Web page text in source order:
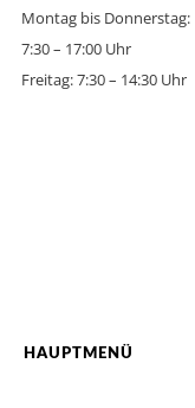
Montag bis Donnerstag:
7:30 – 17:00 Uhr
Freitag: 7:30 – 14:30 Uhr
HAUPTMENÜ